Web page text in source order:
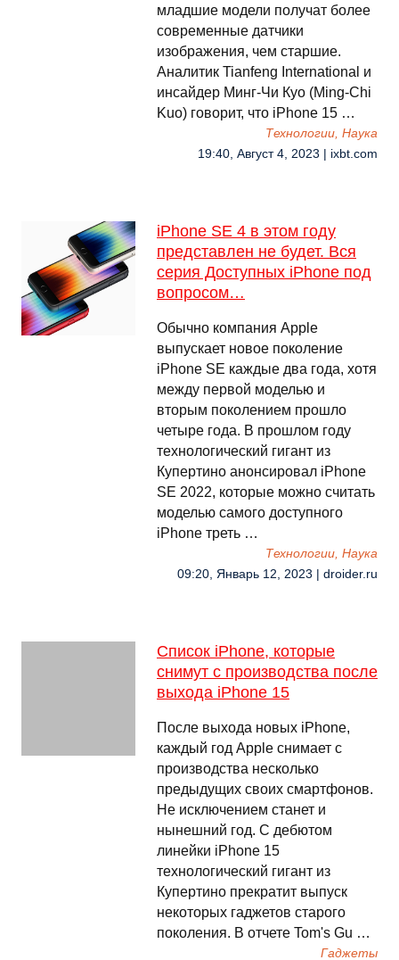
младшие модели получат более
современные датчики
изображения, чем старшие.
Аналитик Tianfeng International и
инсайдер Минг-Чи Куо (Ming-Chi
Kuo) говорит, что iPhone 15 …
Технологии, Наука
19:40, Август 4, 2023 | ixbt.com
iPhone SE 4 в этом году
представлен не будет. Вся
серия Доступных iPhone под
вопросом…
Обычно компания Apple
выпускает новое поколение
iPhone SE каждые два года, хотя
между первой моделью и
вторым поколением прошло
четыре года. В прошлом году
технологический гигант из
Купертино анонсировал iPhone
SE 2022, которые можно считать
моделью самого доступного
iPhone треть …
Технологии, Наука
09:20, Январь 12, 2023 | droider.ru
Список iPhone, которые
снимут с производства после
выхода iPhone 15
После выхода новых iPhone,
каждый год Apple снимает с
производства несколько
предыдущих своих смартфонов.
Не исключением станет и
нынешний год. С дебютом
линейки iPhone 15
технологический гигант из
Купертино прекратит выпуск
некоторых гаджетов старого
поколения. В отчете Tom's Gu …
Гаджеты